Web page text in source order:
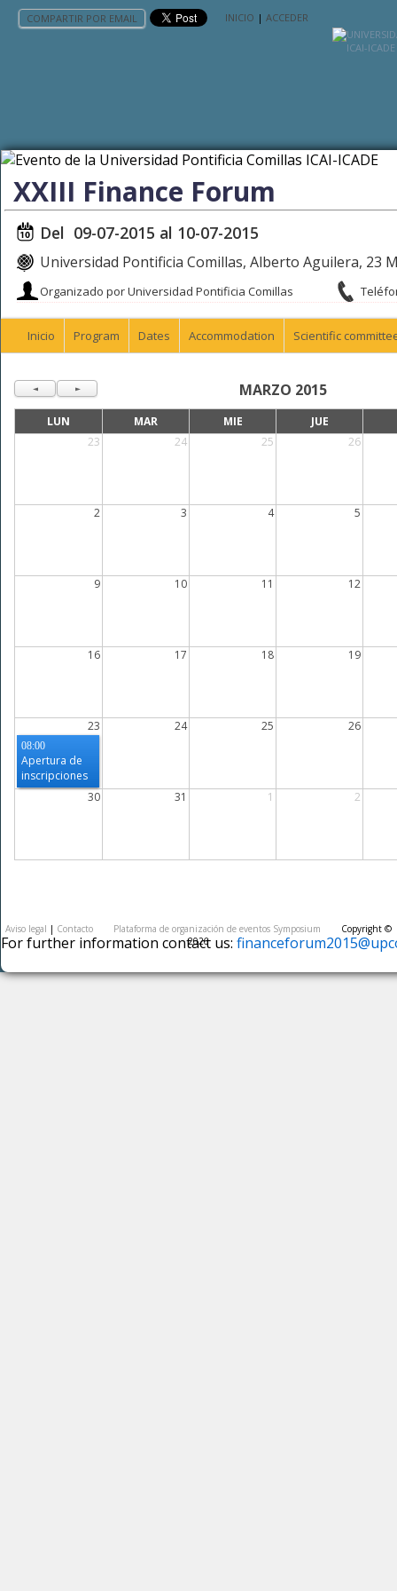
COMPARTIR POR EMAIL INICIO | ACCEDER
XXIII Finance Forum
Del 09-07-2015 al 10-07-2015
Universidad Pontificia Comillas, Alberto Aguilera, 23
Organizado por Universidad Pontificia Comillas
Inicio Program Dates Accommodation Scientific
◄ ► MARZO 2015
LUN MAR MIE
JUE
23
24 25 26
2 3 4 5
9 10 11 12
16 17 18 19
23 24 25 26
30 31 1 2
08:00
Apertura de
inscripciones
Aviso legal | Contacto Plataforma de organización de eventos Symposium
Copyright ©
2026
For further information contact us: